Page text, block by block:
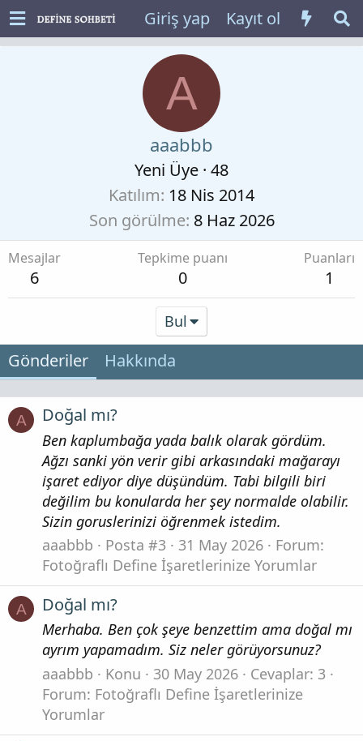
Giriş yap Kayıt ol
A
aaabbb
Yeni Üye · 48
Katılım 18 Nis 2014
Son görülme 8 Haz 2026
Mesajlar
6
Tepkime puanı
0
Puanları
1
Bul
Gönderiler Hakkında
A Doğal mı?
Ben kaplumbağa yada balık olarak gördüm.
Ağzı sanki yön verir gibi arkasındaki mağarayı
işaret ediyor diye düşündüm. Tabi bilgili biri
değilim bu konularda her şey normalde olabilir.
Sizin goruslerinizi öğrenmek istedim.
aaabbb
Posta #3 31 May 2026
Forum:
Fotoğraflı Define İşaretlerinize Yorumlar
A Doğal mı?
Merhaba. Ben çok şeye benzettim ama doğal mı
ayrım yapamadım. Siz neler görüyorsunuz?
aaabbb
Konu 30 May 2026
Cevaplar: 3
Forum: Fotoğraflı Define İşaretlerinize
Yorumlar